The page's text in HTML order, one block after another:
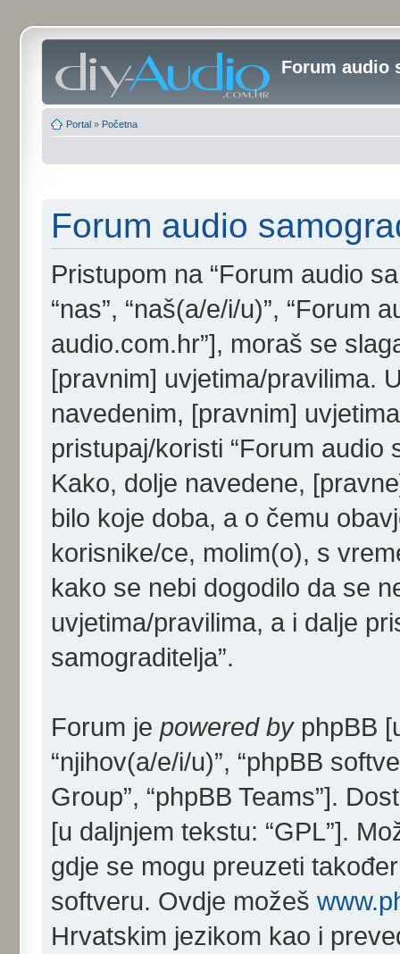
Forum audio
Portal » Početna
Forum audio
Pristupom na “Forum audio
“nas”, “naš(a/e/i/u)”, “Forum
audio.com.hr”], moraš se
[pravnim] uvjetima/pravilima.
navedenim, [pravnim]
pristupaj/koristi “Forum audio
Kako, dolje navedene,
bilo koje doba, a o čemu
korisnike/ce, molim(o), s
kako se nebi dogodilo da se
uvjetima/pravilima, a i dalje
samograditelja”.
Forum je powered byphpBB
“njihov(a/e/i/u)”, “phpBB
Group”, “phpBB Teams”].
[u daljnjem tekstu: “GPL”].
gdje se mogu preuzeti
softveru. Ovdje možeš
Hrvatskim jezikom kao i